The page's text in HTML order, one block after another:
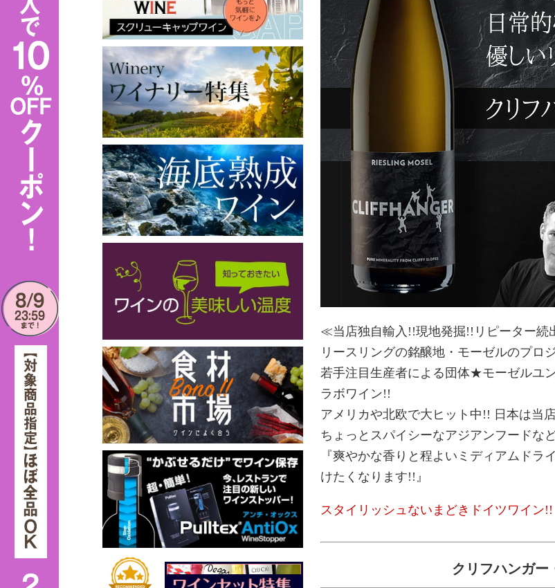
≪当店独自輸入!!現地発掘!!リピーター
リースリングの銘醸地・モーゼルのプロ
若手注目生産者による団体★モーゼルユ
ラボワイン!!
アメリカや北欧で大ヒット中!! 日本は当
ちょっとスパイシーなアジアンフードな
『爽やかな香りと程よいミディアムド
けたくなります!!』
スタイリッシュないまどきドイツワイン!!
クリフハンガ